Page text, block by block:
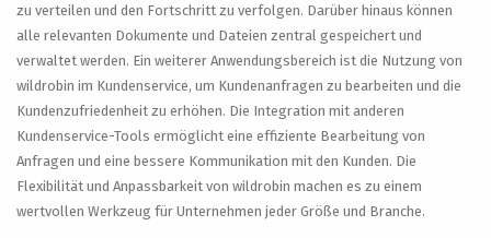
zu verteilen und den Fortschritt zu verfolgen. Darüber hinaus können
alle relevanten Dokumente und Dateien zentral gespeichert und
verwaltet werden. Ein weiterer Anwendungsbereich ist die Nutzung von
wildrobin im Kundenservice, um Kundenanfragen zu bearbeiten und die
Kundenzufriedenheit zu erhöhen. Die Integration mit anderen
Kundenservice-Tools ermöglicht eine effiziente Bearbeitung von
Anfragen und eine bessere Kommunikation mit den Kunden. Die
Flexibilität und Anpassbarkeit von wildrobin machen es zu einem
wertvollen Werkzeug für Unternehmen jeder Größe und Branche.